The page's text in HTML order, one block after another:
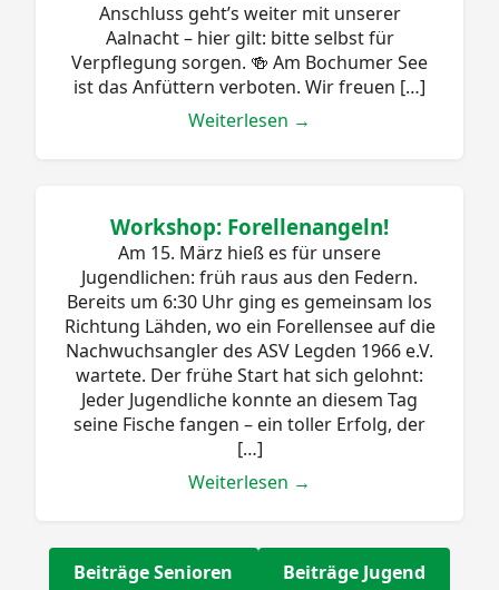
Anschluss geht’s weiter mit unserer
Aalnacht – hier gilt: bitte selbst für
Verpflegung sorgen. 🍻 Am Bochumer See
ist das Anfüttern verboten. Wir freuen […]
Weiterlesen →
Workshop: Forellenangeln!
Am 15. März hieß es für unsere
Jugendlichen: früh raus aus den Federn.
Bereits um 6:30 Uhr ging es gemeinsam los
Richtung Lähden, wo ein Forellensee auf die
Nachwuchsangler des ASV Legden 1966 e.V.
wartete. Der frühe Start hat sich gelohnt:
Jeder Jugendliche konnte an diesem Tag
seine Fische fangen – ein toller Erfolg, der
[…]
Weiterlesen →
Beiträge Senioren Beiträge Jugend